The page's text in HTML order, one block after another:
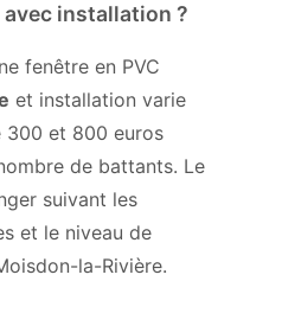
avec installation ?
fenêtre en PVC
et installation varie
300 et 800 euros
de battants. Le
suivant les
et le niveau de
la-Rivière.